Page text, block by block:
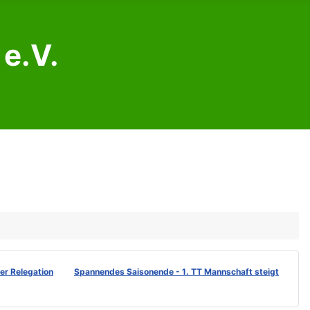
Relegation Spannendes Saisonende - 1. TT Mannschaft steigt